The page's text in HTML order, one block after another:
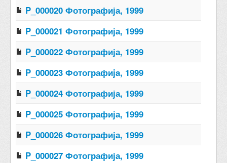
P_000020 Фотографија, 1999
P_000021 Фотографија, 1999
P_000022 Фотографија, 1999
P_000023 Фотографиja, 1999
P_000024 Фотографија, 1999
P_000025 Фотографија, 1999
P_000026 Фотографија, 1999
P_000027 Фотографија, 1999